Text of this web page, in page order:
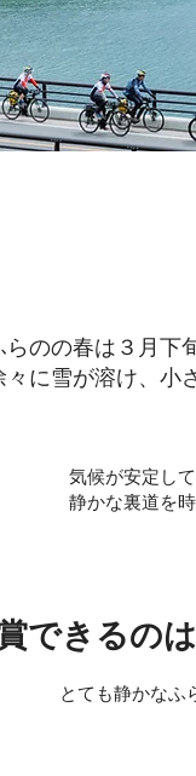
らのの春は３月下
々に雪が溶け、小
気候が安定し
静かな裏道を
できるの
とても静かなふ